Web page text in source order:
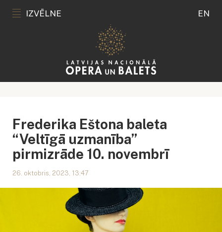
IZVĒLNE EN
Frederika Eštona baleta
“Veltīgā uzmanība”
pirmizrāde 10. novembrī
26. oktobris, 2023, 13:47